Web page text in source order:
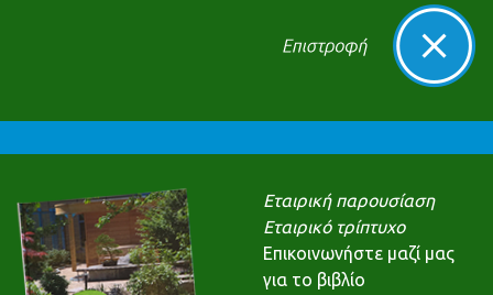
Εταιρική παρουσίαση
Εταιρικό τρίπτυχο
Επικοινωνήστε μαζί μας
για το βιβλίο